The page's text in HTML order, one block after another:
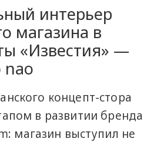
интерьер
магазина в
«Известия» —
nao
концепт-стора
в развитии бренда
магазин выступил не